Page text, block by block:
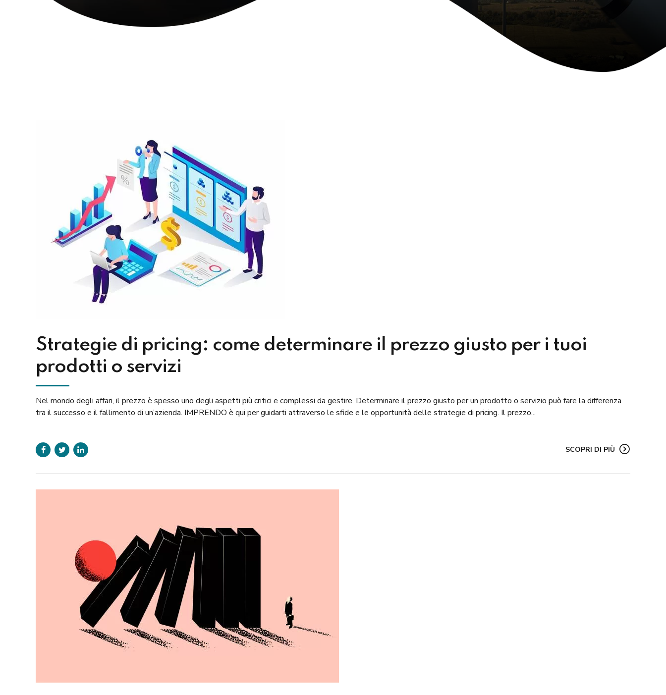
Strategie di pricing: come determinare il prezzo giusto per i tuoi
prodotti o servizi
Nel mondo degli affari, il prezzo è spesso uno degli aspetti più critici e complessi da gestire. Determinare il prezzo giusto per un prodotto o servizio può fare la differenza
tra il successo e il fallimento di un’azienda. IMPRENDO è qui per guidarti attraverso le sfide e le opportunità delle strategie di pricing. Il prezzo...
SCOPRI DI PIÙ